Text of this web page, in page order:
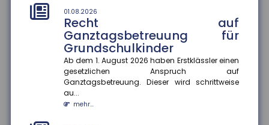
01.08.2026
Recht auf
Ganztagsbetreuung für
Grundschulkinder
Ab dem 1. August 2026 haben Erstklässler einen
gesetzlichen Anspruch auf
Ganztagsbetreuung. Dieser wird schrittweise
au...
mehr...
werden und digitale Ausweise, Signaturen und
Bezahlfunktionen bünde...
mehr...
28.07.2026
Frühstart-Rente: Zeit und
Zinseszinseffekt als Hebel für
die Altersvorsorge